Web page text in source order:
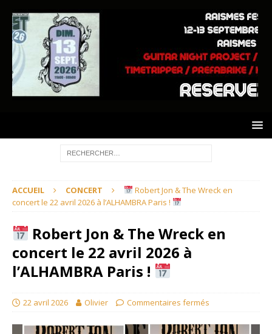
ACCUEIL CONCERT
​ Robert Jon & The Wreck en
concert le 22 avril 2026 à l’ALHAMBRA Paris !
​ Robert Jon & The Wreck en
concert le 22 avril 2026 à
l’ALHAMBRA Paris !
22 avril 2026 Olivier Commentaires fermés